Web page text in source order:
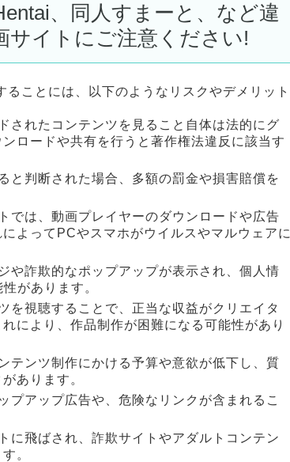
、同人すまーと、など違
サイトにご注意ください!
ことには、以下のようなリスクやデメリット
されたコンテンツを見ること自体は法的にグ
ロードや共有を行うと著作権法違反に該当す
と判断された場合、多額の罰金や損害賠償を
では、動画プレイヤーのダウンロードや広告
よってPCやスマホがウイルスやマルウェアに
や詐欺的なポップアップが表示され、個人情
があります。
を視聴することで、正当な収益がクリエイタ
により、作品制作が困難になる可能性があり
テンツ制作にかける予算や意欲が低下し、質
あります。
プアップ広告や、危険なリンクが含まれるこ
に飛ばされ、詐欺サイトやアダルトコンテン
。